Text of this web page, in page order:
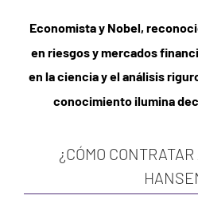
Economista y Nobel,
en riesgos y mercados
en la ciencia y el análisis
conocimiento ilumina
¿CÓMO